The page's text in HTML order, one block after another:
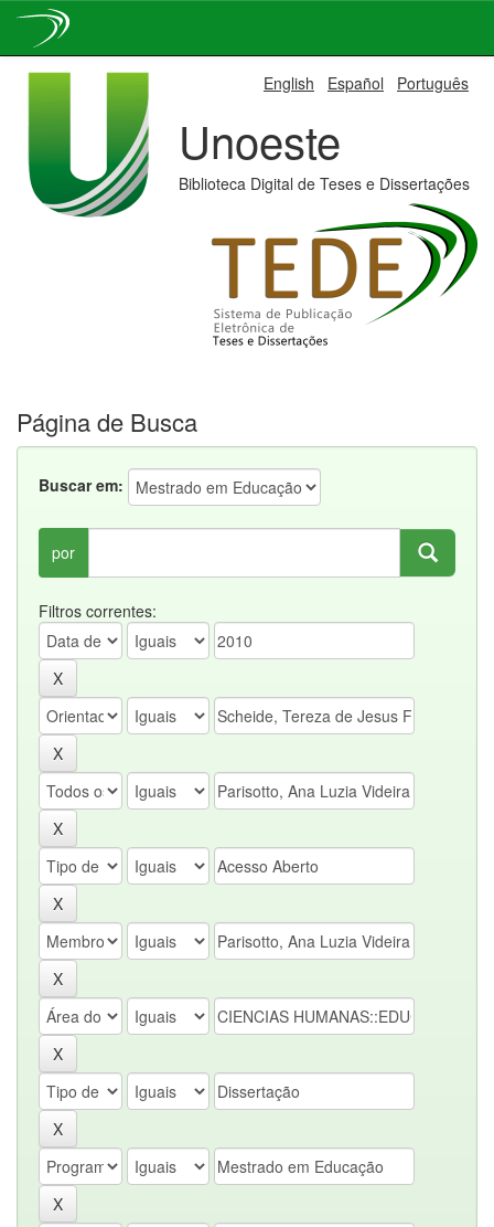
English Español Português
Unoeste
Biblioteca Digital de Teses e Dissertações
Página de Busca
Buscar em:
por
Filtros correntes: